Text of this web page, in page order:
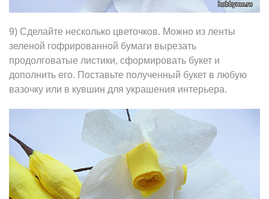
9) Сделайте несколько цветочков. Можно из ленты
зеленой гофрированной бумаги вырезать
продолговатые листики, сформировать букет и
дополнить его. Поставьте полученный букет в любую
вазочку или в кувшин для украшения интерьера.